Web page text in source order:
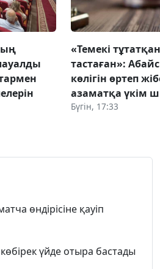
«Темекі тұтатқан
тастаған»:
көлігін өртеп
азаматқа үкім
Бүгін, 17:33
өндірісіне қауіп
үйде отыра бастады